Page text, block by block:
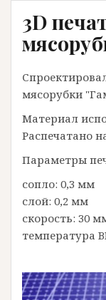
3D
мясорубки
Материал
Распечатано
Параметры
сопло: 0,3 мм
слой: 0,2 мм
скорость: 30
температура